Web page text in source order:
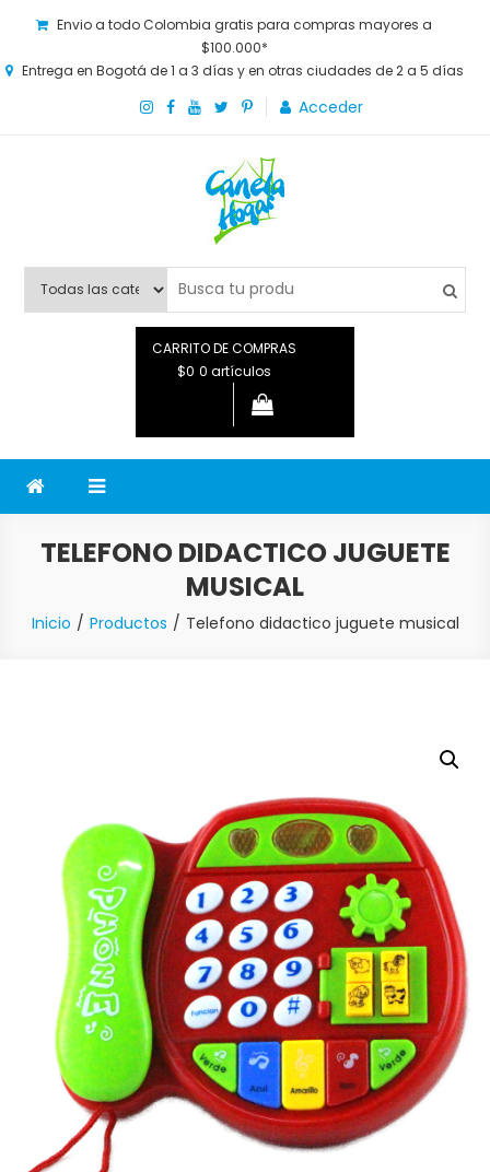
Envio a todo Colombia gratis para compras mayores a
$100.000*
Entrega en Bogotá de 1 a 3 días y en otras ciudades de 2 a 5 días
Acceder
Canela Hogar
novedosos productos para grandes y chicos, además de lo
que necesitas saber para disfrutar tu hogar.
CARRITO DE COMPRAS
$0 0 artículos
TELEFONO DIDACTICO JUGUETE
MUSICAL
Inicio Productos Telefono didactico juguete musical